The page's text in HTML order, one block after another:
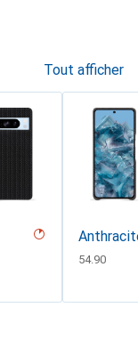
Tout afficher
CHF
54.90